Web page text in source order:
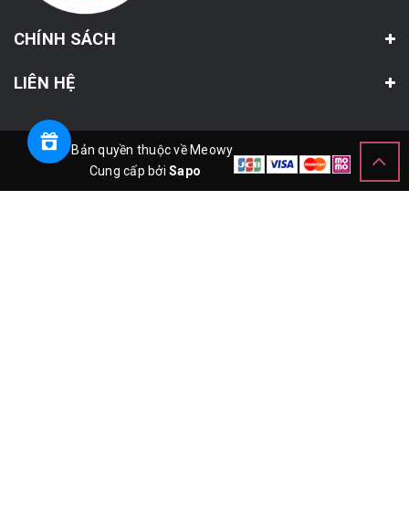
CHÍNH SÁCH
LIÊN HỆ
© Bản quyền thuộc về Meowy
Cung cấp bởiSapo